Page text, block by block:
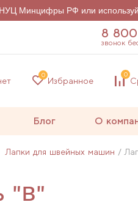
Минцифры РФ или
8
звонок
Избранное
0 0
Блог О
Лапки для швейных машин
"B"